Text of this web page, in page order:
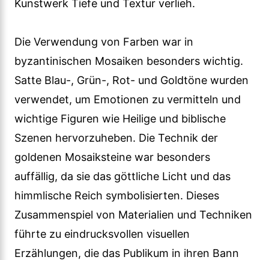
Kunstwerk Tiefe und Textur verlieh.
Die Verwendung von Farben war in
byzantinischen Mosaiken besonders wichtig.
Satte Blau-, Grün-, Rot- und Goldtöne wurden
verwendet, um Emotionen zu vermitteln und
wichtige Figuren wie Heilige und biblische
Szenen hervorzuheben. Die Technik der
goldenen Mosaiksteine war besonders
auffällig, da sie das göttliche Licht und das
himmlische Reich symbolisierten. Dieses
Zusammenspiel von Materialien und Techniken
führte zu eindrucksvollen visuellen
Erzählungen, die das Publikum in ihren Bann